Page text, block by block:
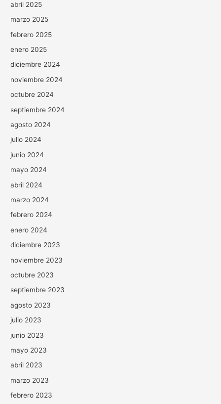
abril 2025
marzo 2025
febrero 2025
enero 2025
diciembre 2024
noviembre 2024
octubre 2024
septiembre 2024
agosto 2024
julio 2024
junio 2024
mayo 2024
abril 2024
marzo 2024
febrero 2024
enero 2024
diciembre 2023
noviembre 2023
octubre 2023
septiembre 2023
agosto 2023
julio 2023
junio 2023
mayo 2023
abril 2023
marzo 2023
febrero 2023